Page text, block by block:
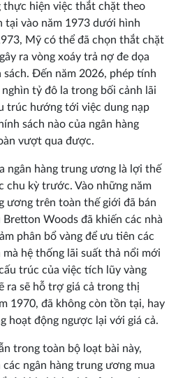
thực hiện việc thắt chặt theo
tại vào năm 1973 dưới hình
Mỹ có thể đã chọn thắt chặt
ra vòng xoáy trả nợ đe dọa
sách. Đến năm 2026, phép tính
tỷ đô la trong bối cảnh lãi
trúc hướng tới việc dung nạp
sách nào của ngân hàng
vượt qua được.
ngân hàng trung ương là lợi thế
chu kỳ trước. Vào những năm
ương trên toàn thế giới đã bán
Woods đã khiến các nhà
phân bổ vàng để ưu tiên các
mà hệ thống lãi suất thả nổi mới
trúc của việc tích lũy vàng
ra sẽ hỗ trợ giá cả trong thị
1970, đã không còn tồn tại, hay
hoạt động ngược lại với giá cả.
trong toàn bộ loạt bài này,
ngân hàng trung ương mua